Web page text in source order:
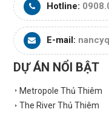
Hotline:
E-mail:
DỰ ÁN NỔI BẬT
Metropole Thủ Thiêm
The River Thủ Thiêm